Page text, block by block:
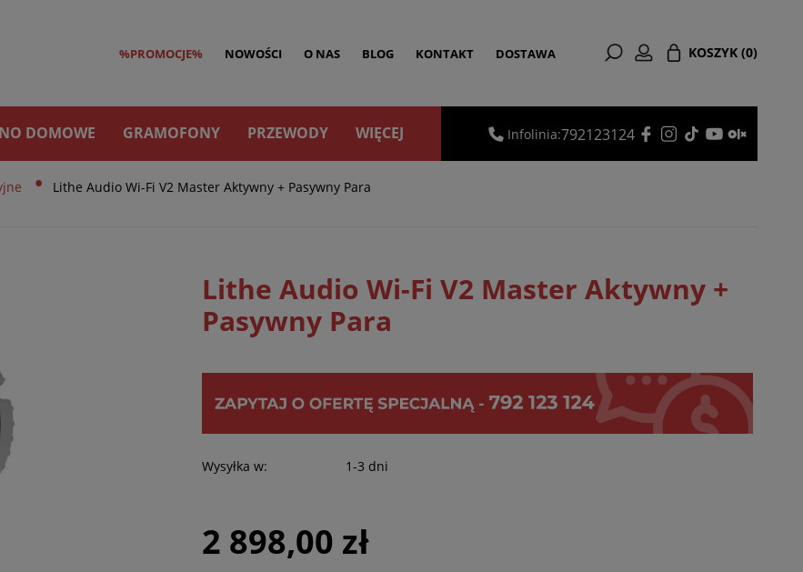
KOSZYK (0)
%PROMOCJE% NOWOŚCI O NAS BLOG KONTAKT DOSTAWA
DOMOWE GRAMOFONY PRZEWODY WIĘCEJ Infolinia:792123124
• Lithe Audio Wi-Fi V2 Master Aktywny + Pasywny Para
Lithe Audio Wi-Fi V2 Master Aktywny +
Pasywny Para
Wysyłka w: 1-3 dni
2 898,00 zł